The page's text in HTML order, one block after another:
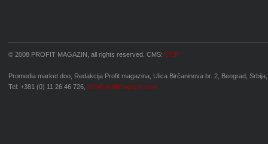
© 2008 PROFIT MAGAZIN, all rights reserved. CMS: OCP
Promedia market doo, Redakcija Profit magazina, Ulica Birčaninova br. 2, Beograd, Srbija,
Tel: +381 (0) 11 26 46 726, info@profitmagazin.com